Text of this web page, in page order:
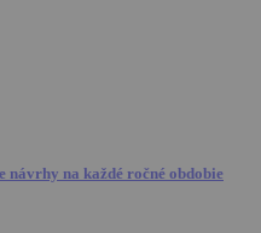
návrhy na každé ročné obdobie